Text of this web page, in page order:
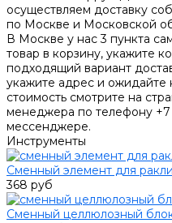
осуществляем доставку
по Москве и Московской
В Москве у нас 3 пункта
товар в корзину, укажите
подходящий вариант
укажите адрес и ожидайте
стоимость смотрите на
менеджера по телефону
мессенджере.
Инструменты
Сменный элемент для ракли
368 руб
Сменный целлюлозный